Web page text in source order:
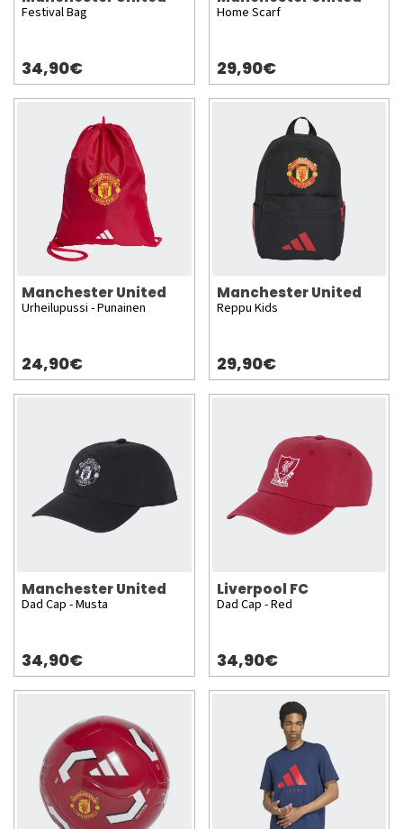
Festival Bag
34,90€
Home Scarf
29,90€
Manchester United
Urheilupussi - Punainen
24,90€
Manchester United
Reppu Kids
29,90€
Manchester United
Dad Cap - Musta
34,90€
Liverpool FC
Dad Cap - Red
34,90€